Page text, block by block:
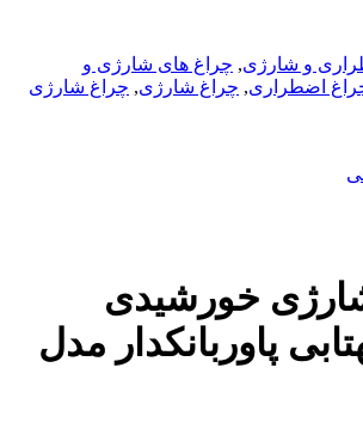
و شارژی, چراغ های شارژی و
اضطراری, چراغ شارژی, چراغ شارژی
خورشیدی
پاوربانکدار مدل